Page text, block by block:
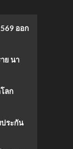
ออก
ย นา
ลก
ระกัน